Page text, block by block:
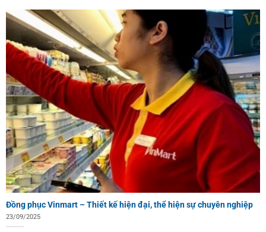
Đồng phục Vinmart – Thiết kế hiện đại, thể hiện sự chuyên nghiệp
23/09/2025